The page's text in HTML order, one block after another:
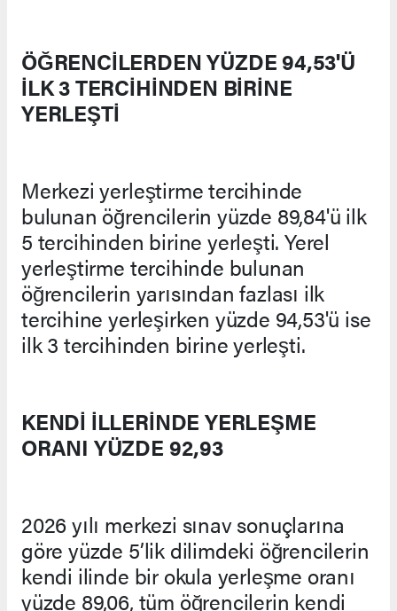
ÖĞRENCİLERDEN YÜZDE 94,53'Ü
İLK 3 TERCİHİNDEN BİRİNE
YERLEŞTİ
Merkezi yerleştirme tercihinde
bulunan öğrencilerin yüzde 89,84'ü ilk
5 tercihinden birine yerleşti. Yerel
yerleştirme tercihinde bulunan
öğrencilerin yarısından fazlası ilk
tercihine yerleşirken yüzde 94,53'ü ise
ilk 3 tercihinden birine yerleşti.
KENDİ İLLERİNDE YERLEŞME
ORANI YÜZDE 92,93
2026 yılı merkezi sınav sonuçlarına
göre yüzde 5’lik dilimdeki öğrencilerin
kendi ilinde bir okula yerleşme oranı
yüzde 89,06, tüm öğrencilerin kendi